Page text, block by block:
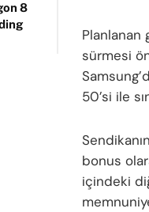
8
Planlanan
sürmesi
50’si ile
bonus
içindeki